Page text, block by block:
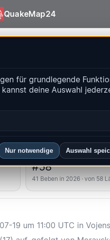
QuakeMap24
für grundlegende
deine Auswahl
Nur notwendige Auswahl
Länderrang
#58
41 Beben in 2026 · von 58
19 um 11:00 UTC in